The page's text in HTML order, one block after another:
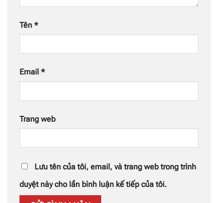
Tên *
Email *
Trang web
Lưu tên của tôi, email, và trang web trong trình
duyệt này cho lần bình luận kế tiếp của tôi.